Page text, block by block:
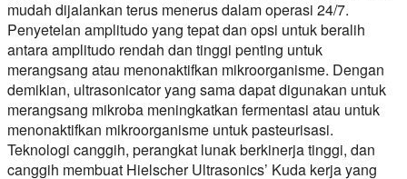
mudah dijalankan terus menerus dalam operasi 24/7.
Penyetelan amplitudo yang tepat dan opsi untuk beralih
antara amplitudo rendah dan tinggi penting untuk
merangsang atau menonaktifkan mikroorganisme. Dengan
demikian, ultrasonicator yang sama dapat digunakan untuk
merangsang mikroba meningkatkan fermentasi atau untuk
menonaktifkan mikroorganisme untuk pasteurisasi.
Teknologi canggih, perangkat lunak berkinerja tinggi, dan
canggih membuat Hielscher Ultrasonics’ Kuda kerja yang